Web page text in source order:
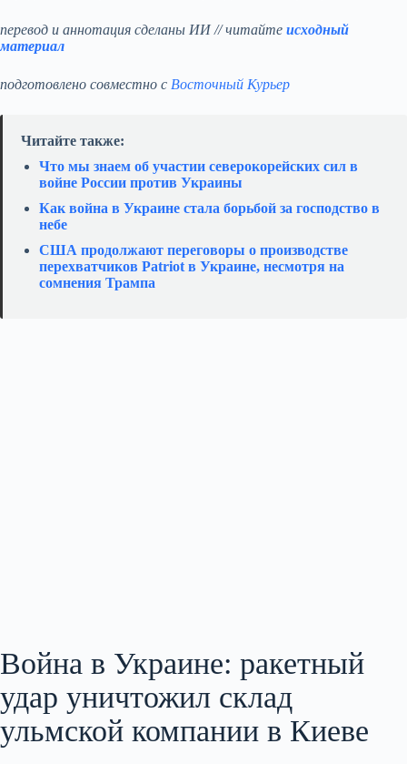
перевод и аннотация сделаны ИИ // читайте исходный
материал
подготовлено совместно с Восточный Курьер
Читайте также:
Что мы знаем об участии северокорейских сил в
войне России против Украины
Как война в Украине стала борьбой за господство в
небе
США продолжают переговоры о производстве
перехватчиков Patriot в Украине, несмотря на
сомнения Трампа
Война в Украине: ракетный
удар уничтожил склад
ульмской компании в Киеве